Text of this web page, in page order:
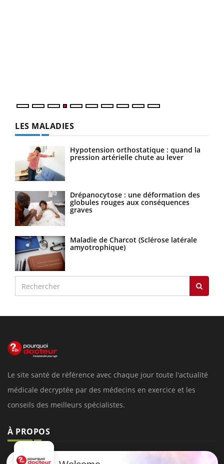
LES MALADIES
Hypotension orthostatique : quand la
pression artérielle chute au lever
Drépanocytose : une déformation des
globules rouges aux conséquences
graves
Maladie de Charcot (Sclérose latérale
amyotrophique)
Le site santé de référence avec chaque jour toute l'actualité
médicale decryptée par des médecins en exercice et les
conseils des meilleurs spécialistes.
À PROPOS
Données personnelles et cookies